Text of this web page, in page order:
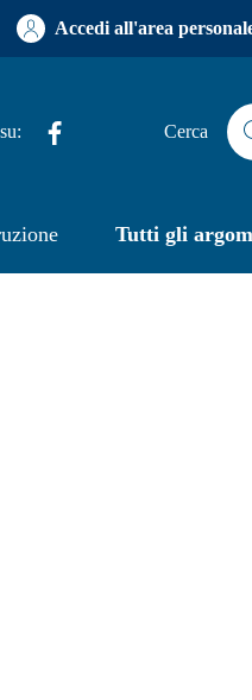
Accedi all'area
Cerca
Tutti gli